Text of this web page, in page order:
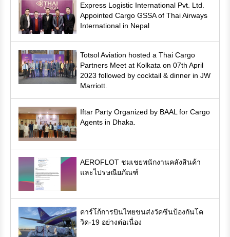
Express Logistic International Pvt. Ltd.
Appointed Cargo GSSA of Thai Airways
International in Nepal
Totsol Aviation hosted a Thai Cargo
Partners Meet at Kolkata on 07th April
2023 followed by cocktail & dinner in JW
Marriott.
Iftar Party Organized by BAAL for Cargo
Agents in Dhaka.
AEROFLOT ชมเชยพนักงานคลังสินค้า
และไปรษณียภัณฑ์
คาร์โก้การบินไทยขนส่งวัคซีนป้องกันโค
วิด-19 อย่างต่อเนื่อง